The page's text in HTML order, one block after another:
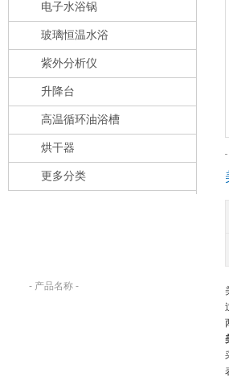
电子水浴锅
玻璃恒温水浴
紫外分析仪
升降台
高温循环油浴槽
烘干器
更多分类